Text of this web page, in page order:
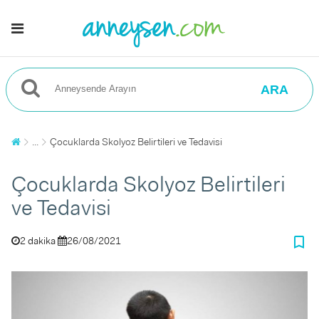
ARA
... Çocuklarda Skolyoz Belirtileri ve Tedavisi
Çocuklarda Skolyoz Belirtileri
ve Tedavisi
2 dakika 26/08/2021 bookmark_border